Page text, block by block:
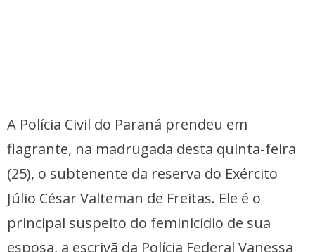
A Polícia Civil do Paraná prendeu em
flagrante, na madrugada desta quinta-feira
(25), o subtenente da reserva do Exército
Júlio César Valteman de Freitas. Ele é o
principal suspeito do feminicídio de sua
esposa, a escrivã da Polícia Federal Vanessa